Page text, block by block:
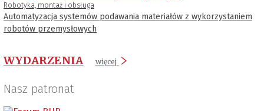
Robotyka, montaż i obsługa
Automatyzacja systemów podawania materiałów z wykorzystaniem
robotów przemysłowych
WYDARZENIA więcej
Nasz patronat